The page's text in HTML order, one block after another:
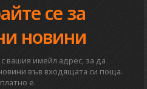
се за
новини
вашия имейл адрес, за да
във входящата си поща.
е.